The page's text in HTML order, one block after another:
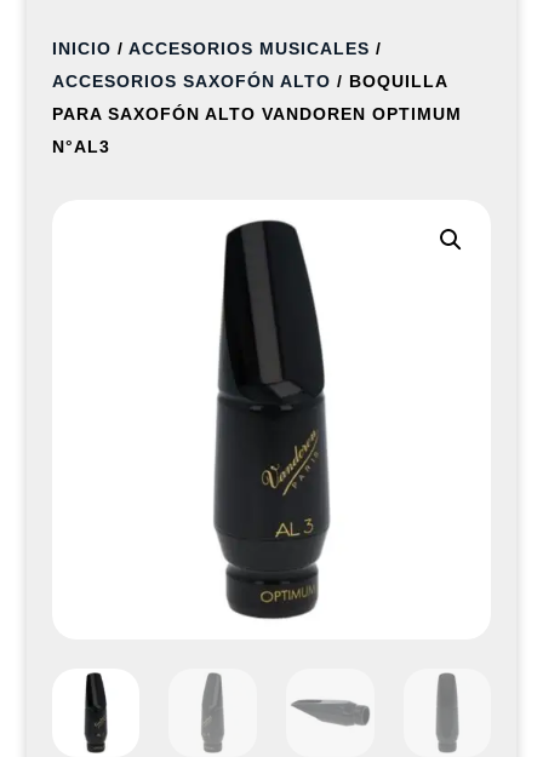
INICIO / ACCESORIOS MUSICALES /
ACCESORIOS SAXOFÓN ALTO / BOQUILLA
PARA SAXOFÓN ALTO VANDOREN OPTIMUM
N°AL3